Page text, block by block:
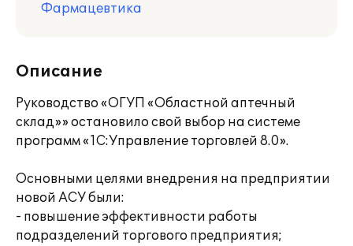
Фармацевтика
Описание
Руководство «ОГУП «Областной аптечный
склад»» остановило свой выбор на системе
программ «1С:Управление торговлей 8.0».
Основными целями внедрения на предприятии
новой АСУ были:
- повышение эффективности работы
подразделений торгового предприятия;